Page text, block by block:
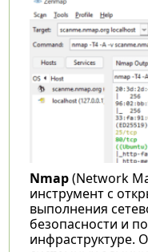
Nmap(Network
инструмент с
выполнения
безопасности и
инфраструктуре.